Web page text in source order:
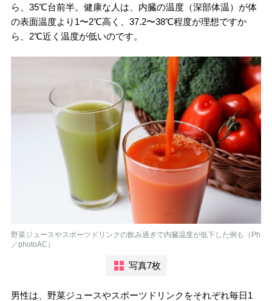
ら、35℃台前半。健康な人は、内臓の温度（深部体温）が体
の表面温度より1〜2℃高く、37.2〜38℃程度が理想ですか
ら、2℃近く温度が低いのです。
野菜ジュースやスポーツドリンクの飲み過ぎで内臓温度が低下した例も（Ph
／photoAC）
写真7枚
男性は、野菜ジュースやスポーツドリンクをそれぞれ毎日1